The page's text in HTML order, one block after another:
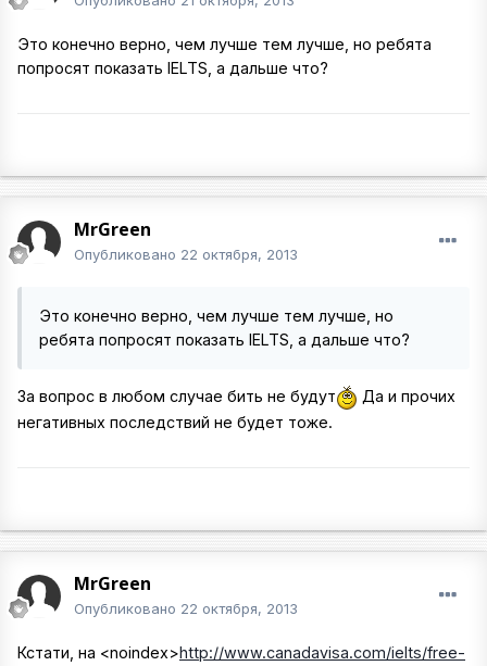
Это конечно верно, чем лучше тем лучше, но ребята
попросят показать IELTS, а дальше что?
MrGreen
Опубликовано 22 октября, 2013
Это конечно верно, чем лучше тем лучше, но
ребята попросят показать IELTS, а дальше что?
За вопрос в любом случае бить не будут
Да и прочих
негативных последствий не будет тоже.
MrGreen
Опубликовано 22 октября, 2013
Кстати, на <noindex>http://www.canadavisa.com/ielts/free-